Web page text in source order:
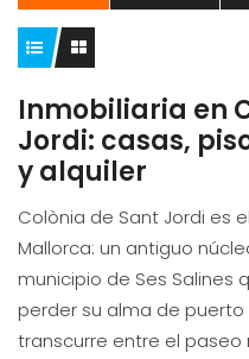
Inmobiliaria en
Jordi: casas,
y alquiler
Colònia de Sant Jordi es
Mallorca: un antiguo
municipio de Ses Salines
perder su alma de
transcurre entre el